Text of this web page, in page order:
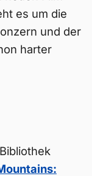
es um die
und der
harter